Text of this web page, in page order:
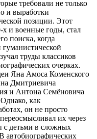
требовали не только
и выработки
позиции. Этот
и военные годы, стал
поиска, когда
труды классиков
очерках.
Яна Амоса Коменского
Дмитриевича
и Антона Семёновича
как
он не просто
их через
с детьми в сложных
автобиографических